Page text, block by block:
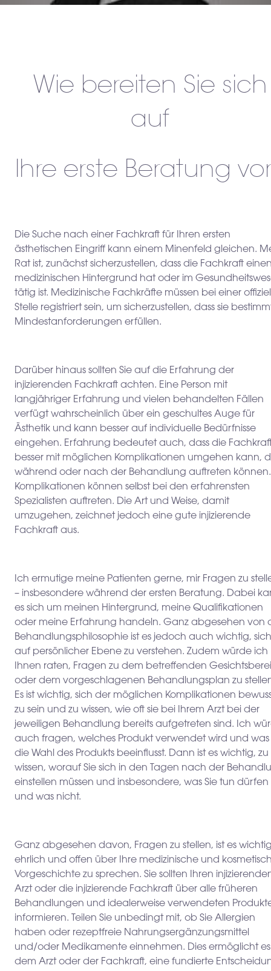
Wie bereiten Sie sich
auf
Ihre erste Beratung
Die Suche nach einer Fachkraft für Ihren ersten
ästhetischen Eingriff kann einem Minenfeld gleichen.
Rat ist, zunächst sicherzustellen, dass die Fachkraft
medizinischen Hintergrund hat oder im
tätig ist. Medizinische Fachkräfte müssen bei einer
Stelle registriert sein, um sicherzustellen, dass sie
Mindestanforderungen erfüllen.
Darüber hinaus sollten Sie auf die Erfahrung der
injizierenden Fachkraft achten. Eine Person mit
langjähriger Erfahrung und vielen behandelten Fällen
verfügt wahrscheinlich über ein geschultes Auge für
Ästhetik und kann besser auf individuelle Bedürfnisse
eingehen. Erfahrung bedeutet auch, dass die
besser mit möglichen Komplikationen umgehen kann,
während oder nach der Behandlung auftreten können.
Komplikationen können selbst bei den erfahrensten
Spezialisten auftreten. Die Art und Weise, damit
umzugehen, zeichnet jedoch eine gute injizierende
Fachkraft aus.
Ich ermutige meine Patienten gerne, mir Fragen zu
– insbesondere während der ersten Beratung. Dabei
es sich um meinen Hintergrund, meine Qualifikationen
oder meine Erfahrung handeln. Ganz abgesehen von
Behandlungsphilosophie ist es jedoch auch wichtig, sich
auf persönlicher Ebene zu verstehen. Zudem würde ich
Ihnen raten, Fragen zu dem betreffenden
oder dem vorgeschlagenen Behandlungsplan zu
Es ist wichtig, sich der möglichen Komplikationen
zu sein und zu wissen, wie oft sie bei Ihrem Arzt bei der
jeweiligen Behandlung bereits aufgetreten sind. Ich
auch fragen, welches Produkt verwendet wird und was
die Wahl des Produkts beeinflusst. Dann ist es wichtig, zu
wissen, worauf Sie sich in den Tagen nach der
einstellen müssen und insbesondere, was Sie tun dürfen
und was nicht.
Ganz abgesehen davon, Fragen zu stellen, ist es
ehrlich und offen über Ihre medizinische und
Vorgeschichte zu sprechen. Sie sollten Ihren
Arzt oder die injizierende Fachkraft über alle früheren
Behandlungen und idealerweise verwendeten
informieren. Teilen Sie unbedingt mit, ob Sie Allergien
haben oder rezeptfreie Nahrungsergänzungsmittel
und/oder Medikamente einnehmen. Dies ermöglicht es
dem Arzt oder der Fachkraft, eine fundierte